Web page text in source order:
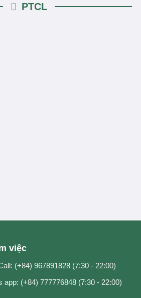
PTCL
việc
(+84) 967891828 (7:30 - 22:00)
app: (+84) 777776848 (7:30 - 22:00)